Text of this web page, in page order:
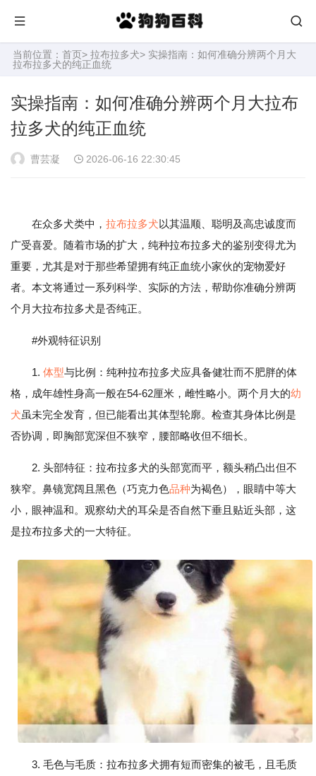
当前位置： 首页> 拉布拉多犬> 实操指南：如何准确分辨两个月大
拉布拉多犬的纯正血统
实操指南：如何准确分辨两个月大拉布
拉多犬的纯正血统
曹芸凝 2026-06-16 22:30:45
在众多犬类中， 拉布拉多犬以其温顺、聪明及高忠诚度而
广受喜爱。随着市场的扩大，纯种拉布拉多犬的鉴别变得尤为
重要，尤其是对于那些希望拥有纯正血统小家伙的宠物爱好
者。本文将通过一系列科学、实际的方法，帮助你准确分辨两
个月大拉布拉多犬是否纯正。
#外观特征识别
1. 体型与比例：纯种拉布拉多犬应具备健壮而不肥胖的体
格，成年雄性身高一般在54-62厘米，雌性略小。两个月大的幼
犬虽未完全发育，但已能看出其体型轮廓。检查其身体比例是
否协调，即胸部宽深但不狭窄，腰部略收但不细长。
2. 头部特征：拉布拉多犬的头部宽而平，额头稍凸出但不
狭窄。鼻镜宽阔且黑色（巧克力色品种为褐色），眼睛中等大
小，眼神温和。观察幼犬的耳朵是否自然下垂且贴近头部，这
是拉布拉多犬的一大特征。
3. 毛色与毛质：拉布拉多犬拥有短而密集的被毛，且毛质